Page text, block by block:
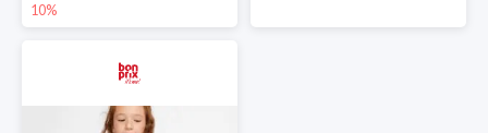
10%